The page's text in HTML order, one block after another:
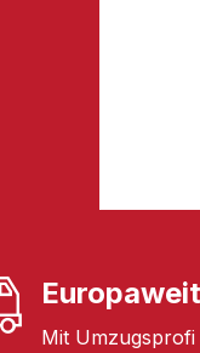
Mit Umzugsprofi